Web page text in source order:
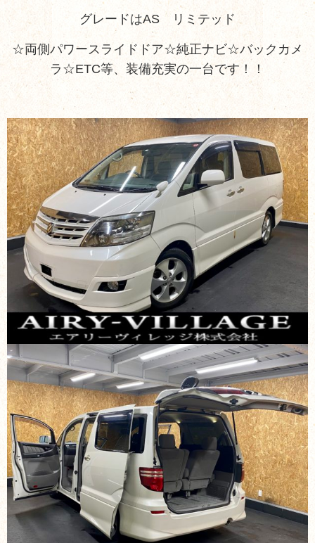
グレードはAS リミテッド
☆両側パワースライドドア☆純正ナビ☆バックカメ
ラ☆ETC等、装備充実の一台です！！